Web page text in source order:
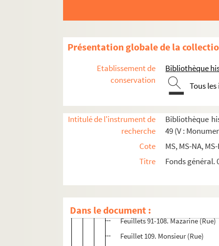
Présentation globale de la
Etablissement de
conservation
Bibliothèque
Tous
Intitulé de l'instrument de
recherche
Bibliothèque
49 (V :
Cote
MS, MS-NA,
Titre
Fonds général.
Dans le document :
Rues de Paris, par ordre
Rues de Paris, par ordre
Rues de Paris, par ordre alphabétique
2-MS-NA-174. Aligre -
2-MS-NA-176. Jeux-Neufs -
2-MS-NA-177. Mail - Ormes
Feuillets 1-2. Mail (Rue du)
Feuillets 32-90. Mauvais-
Feuillets 91-108. Mazarine (Rue)
Feuillet 109. Monsieur (Rue)